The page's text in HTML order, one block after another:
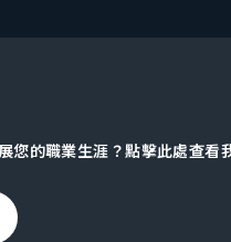
的職業生涯？點擊此處查看我